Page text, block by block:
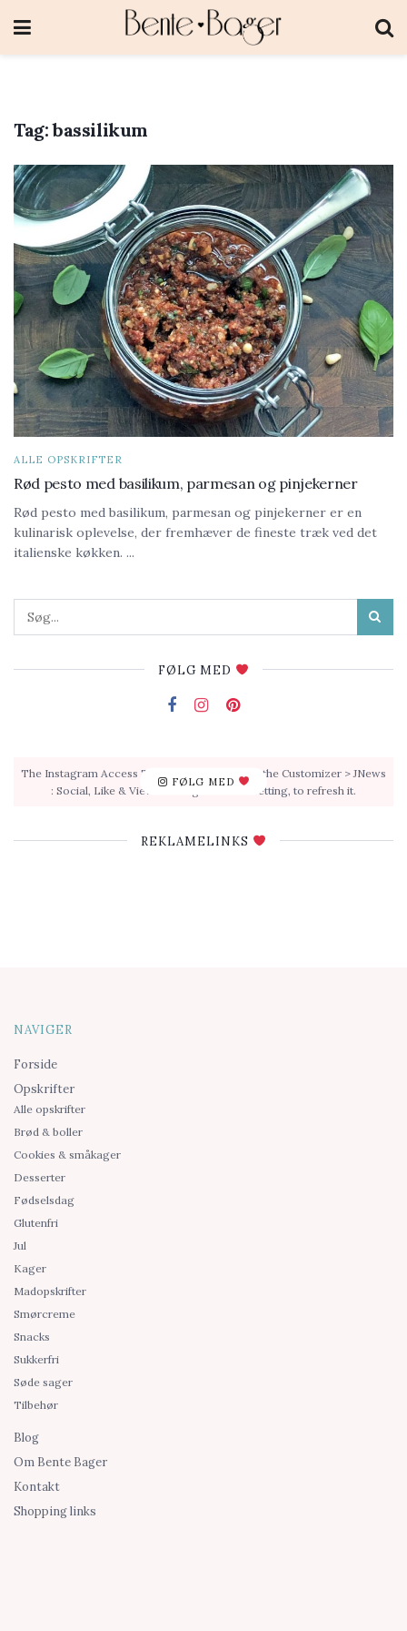
Tag:bassilikum
ALLE OPSKRIFTER
Rød pesto med basilikum, parmesan og pinjekerner
Rød pesto med basilikum, parmesan og pinjekerner er en
kulinarisk oplevelse, der fremhæver de fineste træk ved det
italienske køkken. ...
FØLG MED
FØLG MED
The Instagram Access Token is expired, Go to the Customizer > JNews
: Social, Like & View > Instagram Feed Setting, to refresh it.
REKLAMELINKS
NAVIGER
Forside
Opskrifter
Alle opskrifter
Brød & boller
Cookies & småkager
Desserter
Fødselsdag
Glutenfri
Jul
Kager
Madopskrifter
Smørcreme
Snacks
Sukkerfri
Søde sager
Tilbehør
Blog
Om Bente Bager
Kontakt
Shopping links